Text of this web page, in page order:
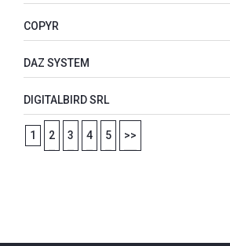
COPYR
DAZ SYSTEM
DIGITALBIRD SRL
1 2 3 4 5 >>